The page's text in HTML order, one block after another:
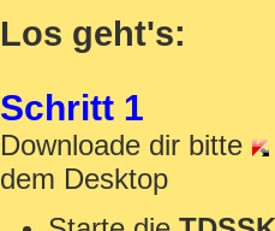
Los geht's:
Schritt 1
Downloade dir bitte
dem Desktop